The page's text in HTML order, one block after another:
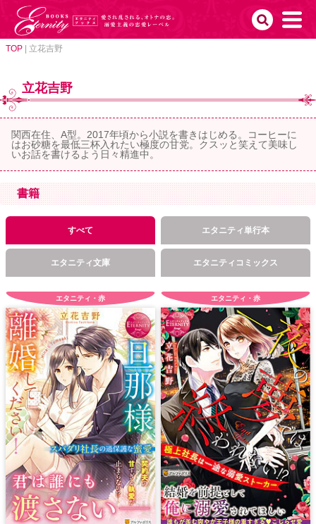
TOP 立花吉野
立花吉野
関西在住、A型。2017年頃から小説を書きはじめる。コーヒーに
はお砂糖を最低三杯入れたい極度の甘党。クスッと笑えて美味し
いお話を書けるよう日々精進中。
書籍
すべて エタニティ単行本
エタニティ文庫 エタニティコミックス
エタニティ・赤 エタニティ・赤